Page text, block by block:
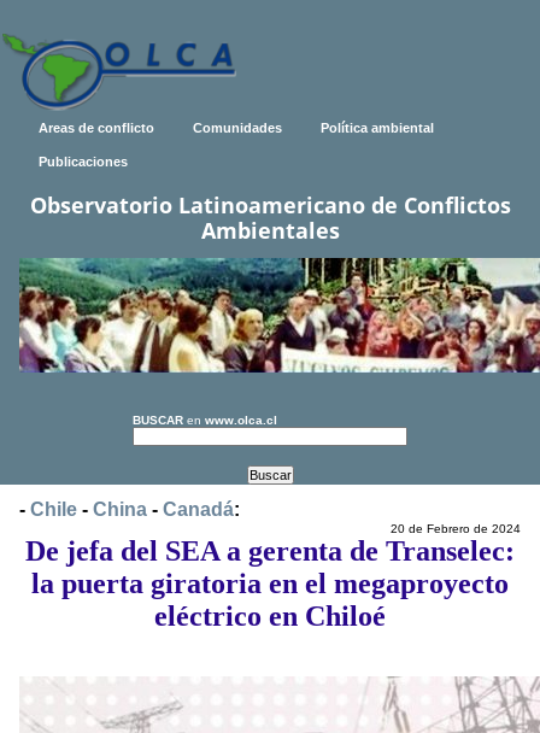
Areas de conflicto Comunidades Política ambiental
Publicaciones
Observatorio Latinoamericano de Conflictos
Ambientales
BUSCAR en www.olca.cl
- Chile - China - Canadá:
20 de Febrero de 2024
De jefa del SEA a gerenta de Transelec:
la puerta giratoria en el megaproyecto
eléctrico en Chiloé